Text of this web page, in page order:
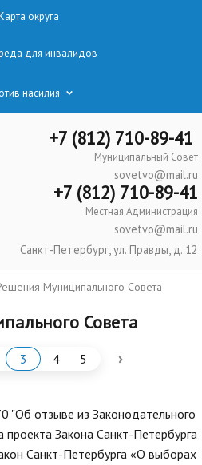
округа
для инвалидов
насилия
+7 (812) 710-89-41
Муниципальный Совет
sovetvo@mail.ru
+7 (812) 710-89-41
Местная Администрация
sovetvo@mail.ru
Санкт-Петербург, ул. Правды, д. 12
Муниципального Совета
Совета
3 4 5 ›
отзыве из Законодательного
проекта Закона Санкт-Петербурга
Санкт-Петербурга «О выборах